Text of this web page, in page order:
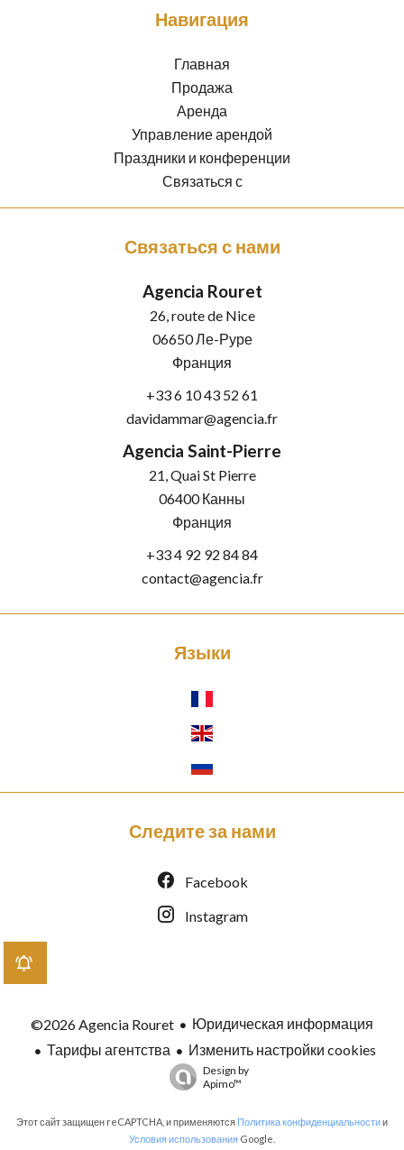
Навигация
Главная
Продажа
Аренда
Управление арендой
Праздники и конференции
Связаться с
Связаться с нами
Agencia Rouret
26, route de Nice
06650Ле-Руре
Франция
+33 6 10 43 52 61
davidammar@agencia.fr
Agencia Saint-Pierre
21, Quai St Pierre
06400Канны
Франция
+33 4 92 92 84 84
contact@agencia.fr
Языки
Следите за нами
Facebook
Instagram
©2026 Agencia Rouret
Юридическая информация
Тарифы агентства
Изменить настройки cookies
Design by
Apimo™
Этот сайт защищен reCAPTCHA, и применяются Политика конфиденциальностии
Условия использования Google.